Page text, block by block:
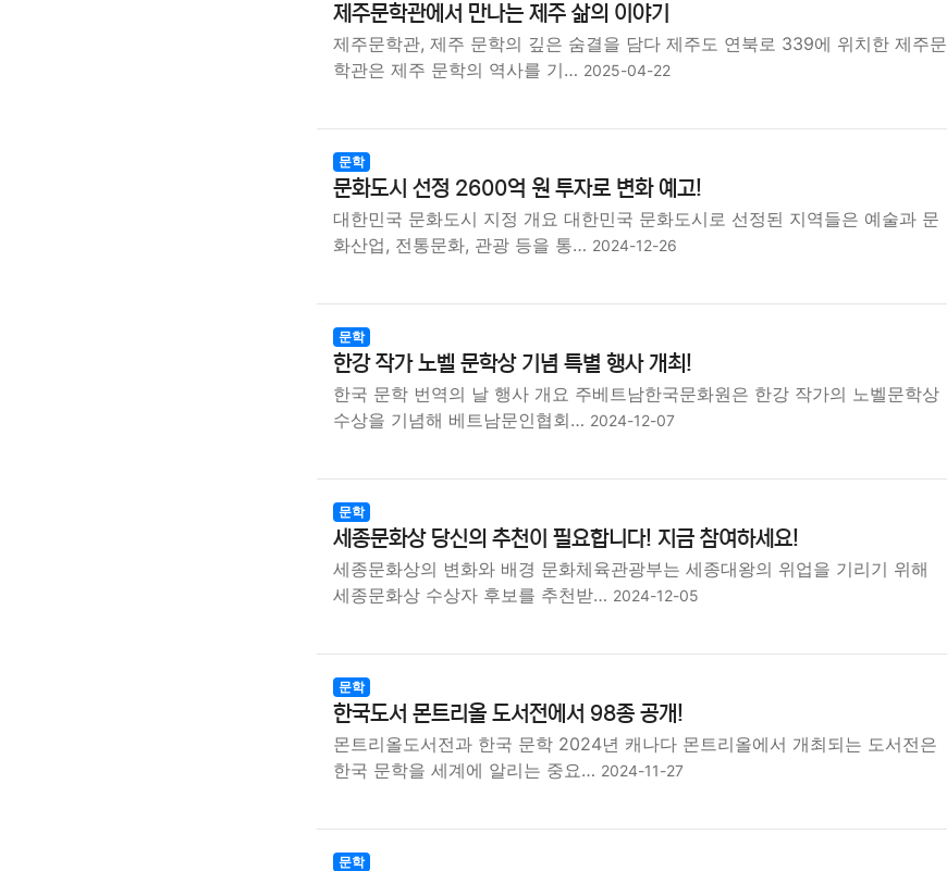
제주문학관에서 만나는 제주 삶의 이야기
제주문학관, 제주 문학의 깊은 숨결을 담다 제주도 연북로 339에 위치한 제주문
학관은 제주 문학의 역사를 기… 2025-04-22
문학
문화도시 선정 2600억 원 투자로 변화 예고!
대한민국 문화도시 지정 개요 대한민국 문화도시로 선정된 지역들은 예술과 문
화산업, 전통문화, 관광 등을 통… 2024-12-26
문학
한강 작가 노벨 문학상 기념 특별 행사 개최!
한국 문학 번역의 날 행사 개요 주베트남한국문화원은 한강 작가의 노벨문학상
수상을 기념해 베트남문인협회… 2024-12-07
문학
세종문화상 당신의 추천이 필요합니다! 지금 참여하세요!
세종문화상의 변화와 배경 문화체육관광부는 세종대왕의 위업을 기리기 위해
세종문화상 수상자 후보를 추천받… 2024-12-05
문학
한국도서 몬트리올 도서전에서 98종 공개!
몬트리올도서전과 한국 문학 2024년 캐나다 몬트리올에서 개최되는 도서전은
한국 문학을 세계에 알리는 중요… 2024-11-27
문학